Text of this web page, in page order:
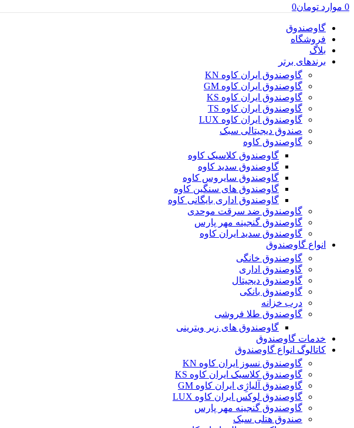
0 موارد تومان0
گاوصندوق
فروشگاه
بلاگ
برندهای برتر
گاوصندوق ایران کاوه KN
گاوصندوق ایران کاوه GM
گاوصندوق ایران کاوه KS
گاوصندوق ایران کاوه TS
گاوصندوق ایران کاوه LUX
صندوق دیجیتالی سبک
گاوصندوق کاوه
گاوصندوق کلاسیک کاوه
گاوصندوق سدید کاوه
گاوصندوق سایروس کاوه
گاوصندوق های سنگین کاوه
گاوصندوق اداری بایگانی کاوه
گاوصندوق ضد سرقت موحدی
گاوصندوق گنجینه مهر پارس
گاوصندوق سدید ایران کاوه
انواع گاوصندوق
گاوصندوق خانگی
گاوصندوق اداری
گاوصندوق دیجیتال
گاوصندوق بانکی
درب خزانه
گاوصندوق طلا فروشی
گاوصندوق های زیر ویترینی
خدمات گاوصندوق
کاتالوگ انواع گاوصندوق
گاوصندوق نسوز ایران کاوه KN
گاوصندوق کلاسیک ایران کاوه KS
گاوصندوق آلیاژِی ایران کاوه GM
گاوصندوق لوکس ایران کاوه LUX
گاوصندوق گنجینه مهر پارس
صندوق هتلی سبک